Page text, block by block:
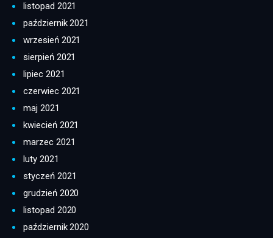
listopad 2021
październik 2021
wrzesień 2021
sierpień 2021
lipiec 2021
czerwiec 2021
maj 2021
kwiecień 2021
marzec 2021
luty 2021
styczeń 2021
grudzień 2020
listopad 2020
październik 2020